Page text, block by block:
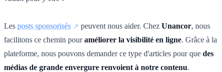
Les posts sponsorisés peuvent nous aider. Chez Unancor, nous
facilitons ce chemin pouraméliorer la visibilité en ligne. Grâce à la
plateforme, nous pouvons demander ce type d'articles pour que des
médias de grande envergure renvoient à notre contenu.